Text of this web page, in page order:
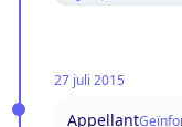
27 juli 2015
Appellant